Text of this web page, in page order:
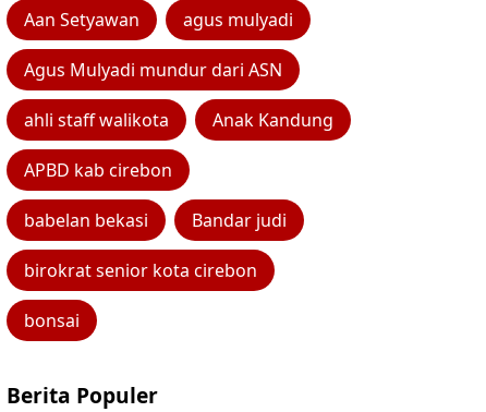
Aan Setyawan agus mulyadi
Agus Mulyadi mundur dari ASN
ahli staff walikota Anak Kandung
APBD kab cirebon
babelan bekasi Bandar judi
birokrat senior kota cirebon
bonsai
Berita Populer